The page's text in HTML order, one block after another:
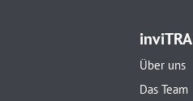
inviTRA
Über uns
Das Team